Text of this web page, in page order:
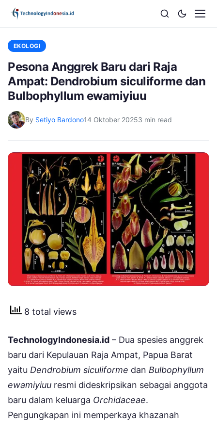
EKOLOGI
Pesona Anggrek Baru dari Raja
Ampat: Dendrobium siculiforme dan
Bulbophyllum ewamiyiuu
By Setiyo Bardono14 Oktober 20253 min read
8 total views
TechnologyIndonesia.id – Dua spesies anggrek
baru dari Kepulauan Raja Ampat, Papua Barat
yaitu Dendrobium siculiforme dan Bulbophyllum
ewamiyiuu resmi dideskripsikan sebagai anggota
baru dalam keluarga Orchidaceae.
Pengungkapan ini memperkaya khazanah